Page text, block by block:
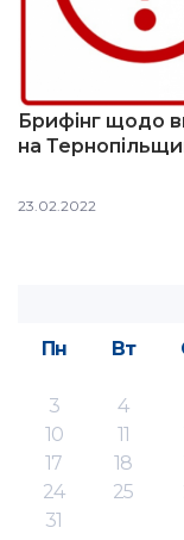
Брифінг щодо
на
23.02.2022
Пн
Вт
3
4
10
11
17
18
24
25
31